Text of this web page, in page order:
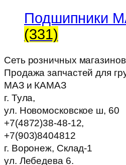
Подшипники
(331)
Сеть розничных
Продажа запчастей для
МАЗ и КАМАЗ
г. Тула,
ул. Новомосковское ш, 60
+7(4872)38-48-12,
+7(903)8404812
г. Воронеж, Склад-1
ул. Лебедева 6.